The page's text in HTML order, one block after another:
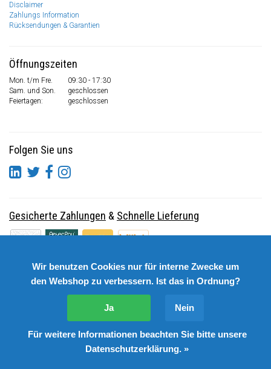
Disclaimer
Zahlungs Information
Rücksendungen & Garantien
Öffnungszeiten
Mon. t/m Fre.
09:30 - 17:30
Sam. und Son.
geschlossen
Feiertagen:
geschlossen
Folgen Sie uns
Gesicherte Zahlungen & Schnelle Lieferung
© Copyright 2026 DutchSpares B.V. - Design byWebdinge.nl
DutchSpares B.V. word beoordeeld met: 9,9/10 (2541
Wir benutzen Cookies nur für interne Zwecke um
den Webshop zu verbessern. Ist das in Ordnung?
Ja Nein
Für weitere Informationen beachten Sie bitte unsere
Datenschutzerklärung. »